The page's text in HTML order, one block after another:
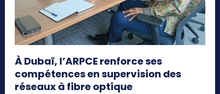
À Dubaï, l’ARPCE renforce ses
compétences en supervision des
réseaux à fibre optique